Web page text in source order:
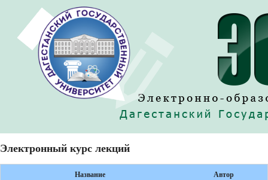
Электронный курс лекций
Название Автор